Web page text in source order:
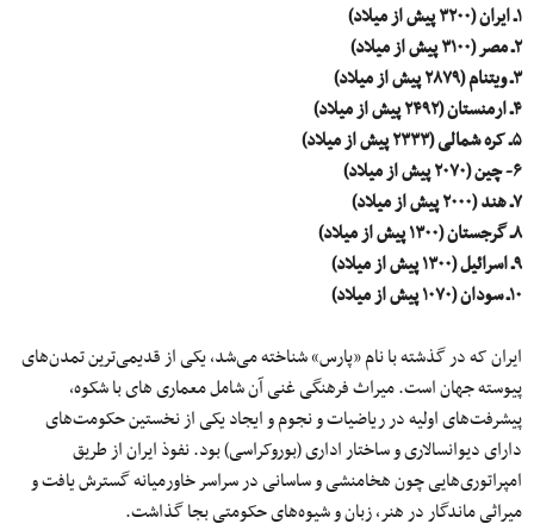
١ـ ایران (۳۲۰۰ پیش از میلاد)
٢ـ مصر (۳۱۰۰ پیش از میلاد)
٣ـ ویتنام (۲۸۷۹ پیش از میلاد)
۴ـ ارمنستان (۲۴۹۲ پیش از میلاد)
۵ـ کره شمالی (۲۳۳۳ پیش از میلاد)
۶- چین (۲۰۷۰ پیش از میلاد)
٧ـ هند (۲۰۰۰ پیش از میلاد)
٨ـ گرجستان (۱۳۰۰ پیش از میلاد)
٩ـ اسرائیل (۱۳۰۰ پیش از میلاد)
١٠ـ سودان (۱۰۷۰ پیش از میلاد)
ایران که در گذشته با نام «پارس» شناخته می‌شد، یکی از قدیمی‌ترین تمدن‌های
پیوسته جهان است. میراث فرهنگی غنی آن شامل معماری هاى با شکوه،
پیشرفت‌های اولیه در ریاضیات و نجوم و ایجاد یکی از نخستین حکومت‌های
دارای دیوانسالاری و ساختار اداری (بوروکراسی) بود. نفوذ ایران از طریق
امپراتوری‌هایی چون هخامنشی و ساسانی در سراسر خاورمیانه گسترش یافت و
میراثی ماندگار در هنر، زبان و شیوه‌های حکومتی بجا گذاشت.